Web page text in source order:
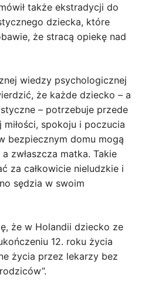
także ekstradycji do
dziecka, które
że stracą opiekę nad
wiedzy psychologicznej
że każde dziecko – a
– potrzebuje przede
spokoju i poczucia
bezpiecznym domu mogą
zwłaszcza matka. Takie
za całkowicie nieludzkie i
sędzia w swoim
że w Holandii dziecko ze
12. roku życia
życia przez lekarzy bez